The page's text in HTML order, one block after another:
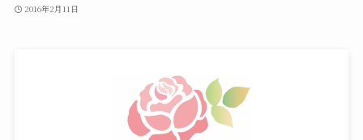
2016年2月11日